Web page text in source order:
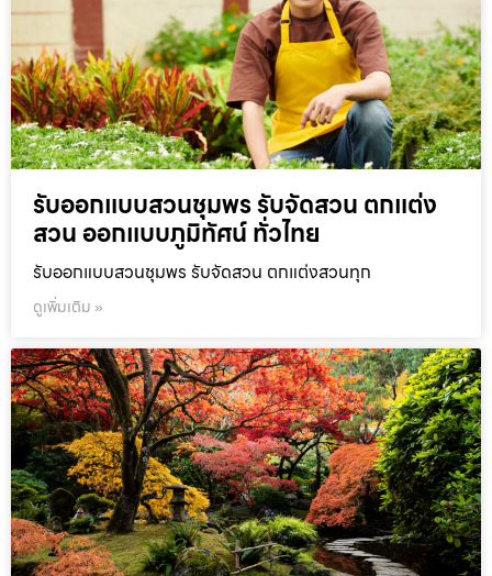
รับออกแบบสวนชุมพร รับจัดสวน ตกแต่ง
สวน ออกแบบภูมิทัศน์ ทั่วไทย
รับออกแบบสวนชุมพร รับจัดสวน ตกแต่งสวนทุก
ดูเพิ่มเติม »